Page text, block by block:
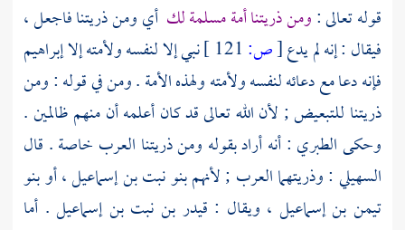
قوله تعالى :ومن ذريتنا أمة مسلمة لك أي ومن ذريتنا فاجعل ،
فيقال : إنه لم يدع[ص: نبي إلا لنفسه ولأمته إلاإبراهيم
فإنه دعا مع دعائه لنفسه ولأمته ولهذه الأمة . ومن في قوله : ومن
ذريتنا للتبعيض ; لأن الله تعالى قد كان أعلمه أن منهم ظالمين .
وحكىالطبري : أنه أراد بقوله ومن ذريتنا العرب خاصة . قال
السهيلي : وذريتهما العرب ; لأنهم بنو نبت بنإسماعيل، أوبنو
تيمن بن إسماعيل ، ويقال : قيدر بن نبت بن إسماعيل . أما